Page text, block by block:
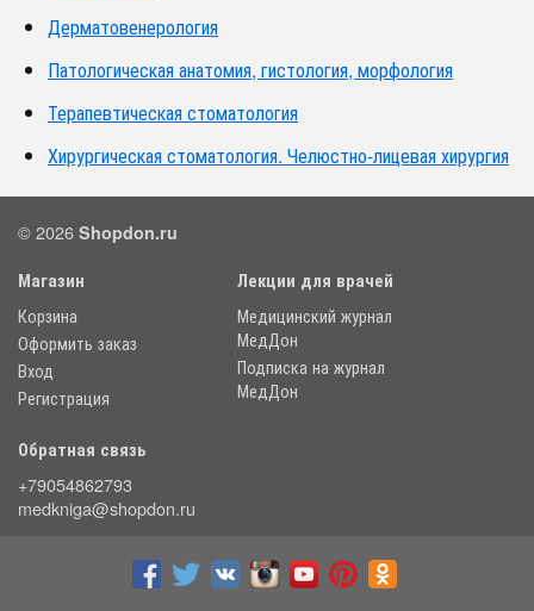
Дерматовенерология
Патологическая анатомия, гистология, морфология
Терапевтическая стоматология
Хирургическая стоматология. Челюстно-лицевая хирургия
© 2026 Shopdon.ru
Магазин
Корзина
Оформить заказ
Вход
Регистрация
Лекции для врачей
Медицинский журнал
МедДон
Подписка на журнал
МедДон
Обратная связь
+79054862793
medkniga@shopdon.ru